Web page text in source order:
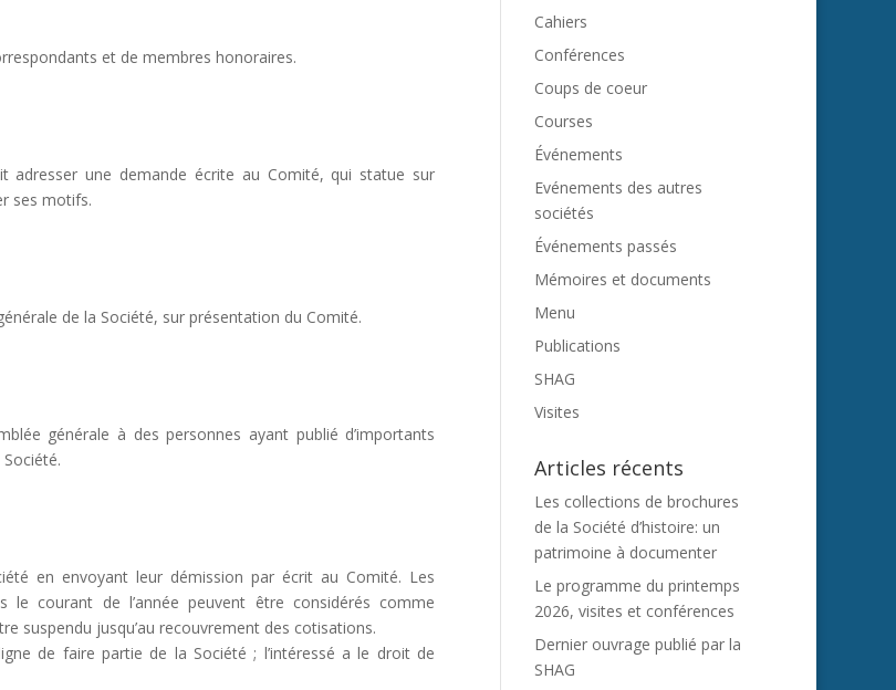
et de membres honoraires.
une demande écrite au Comité, qui statue sur
ses motifs.
de la Société, sur présentation du Comité.
générale à des personnes ayant publié d’importants
en envoyant leur démission par écrit au Comité. Les
courant de l’année peuvent être considérés comme
suspendu jusqu’au recouvrement des cotisations.
de faire partie de la Société ; l’intéressé a le droit de
Cahiers
Conférences
Coups de coeur
Courses
Événements
Evénements des autres
sociétés
Événements passés
Mémoires et documents
Menu
Publications
SHAG
Visites
Articles récents
Les collections de brochures
de la Société d’histoire: un
patrimoine à documenter
Le programme du printemps
2026, visites et conférences
Dernier ouvrage publié par la
SHAG